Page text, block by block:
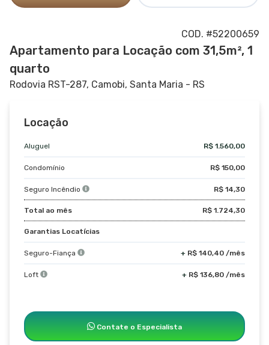
COD. #52200659
Apartamento para Locação com 31,5m², 1
quarto
Rodovia RST-287, Camobi, Santa Maria - RS
Locação
Aluguel R$ 1.560,00
Condomínio R$ 150,00
Seguro Incêndio R$ 14,30
Total ao mês R$ 1.724,30
Garantias Locatícias
Seguro-Fiança + R$ 140,40 /mês
Loft + R$ 136,80 /mês
Contate o Especialista